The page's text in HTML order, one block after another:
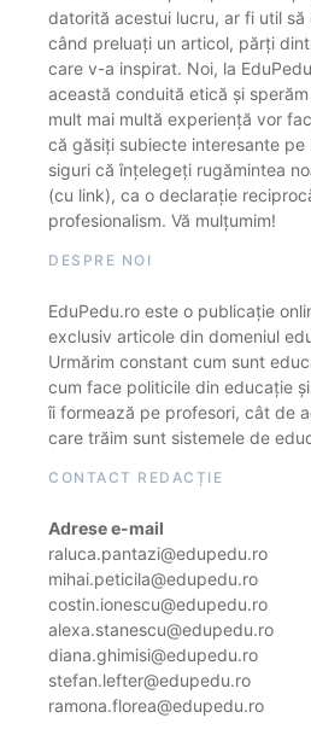
datorită acestui lucru, ar fi util
când preluați un articol, părți
care v-a inspirat. Noi, la
această conduită etică și
mult mai multă experiență vor
că găsiți subiecte interesante pe
siguri că înțelegeți rugămintea
(cu link), ca o declarație
profesionalism. Vă mulțumim!
DESPRE NOI
EduPedu.ro este o publicație
exclusiv articole din domeniul
Urmărim constant cum sunt
cum face politicile din educație
îi formează pe profesori, cât de
care trăim sunt sistemele de
CONTACT REDACȚIE
Adrese e-mail
raluca.pantazi@edupedu.ro
mihai.peticila@edupedu.ro
costin.ionescu@edupedu.ro
alexa.stanescu@edupedu.ro
diana.ghimisi@edupedu.ro
stefan.lefter@edupedu.ro
ramona.florea@edupedu.ro